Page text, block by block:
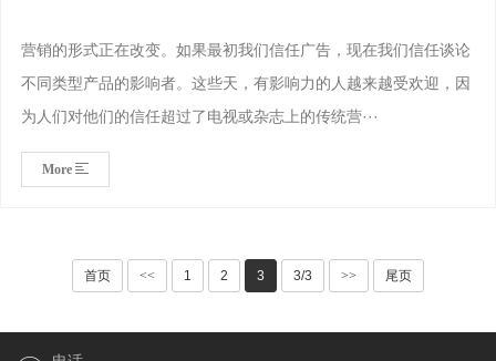
营销的形式正在改变。如果最初我们信任广告，现在我们信任谈论
不同类型产品的影响者。这些天，有影响力的人越来越受欢迎，因
为人们对他们的信任超过了电视或杂志上的传统营···
More
首页 << 1 2 3 3/3 >> 尾页